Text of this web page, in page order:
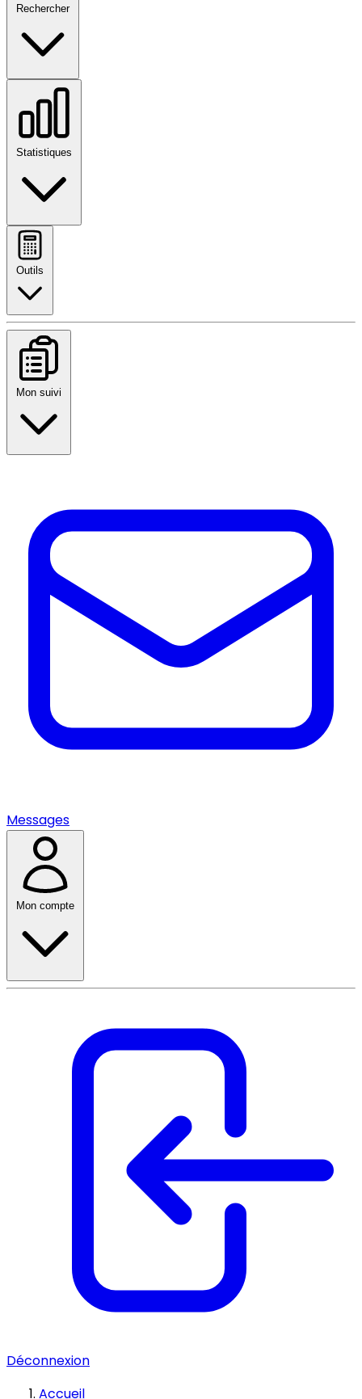
Rechercher
Statistiques
Outils
Mon suivi
Messages
Mon compte
Déconnexion
Accueil